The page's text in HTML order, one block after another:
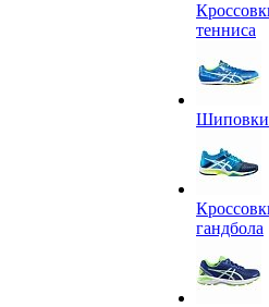
тенниса
Шиповки
гандбола